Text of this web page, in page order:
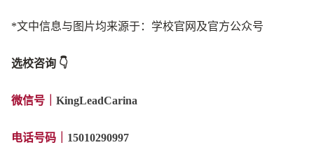
*文中信息与图片均来源于：学校官网及官方公众号
选校咨询 👇
微信号 KingLeadCarina
电话号码｜ 15010290997